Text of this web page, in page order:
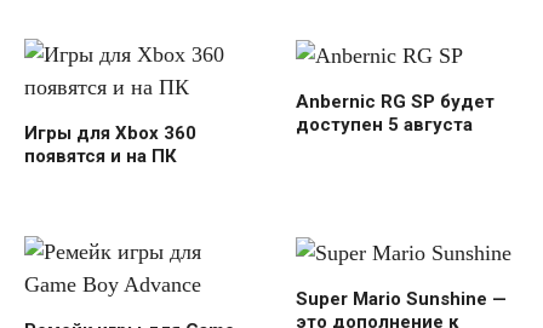
Игры для Xbox 360
появятся и на ПК
Anbernic RG SP будет
доступен 5 августа
Super Mario Sunshine —
это дополнение к